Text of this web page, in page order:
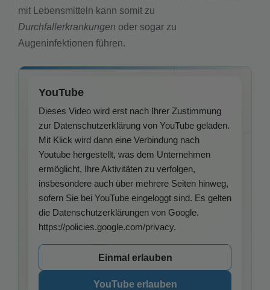
mit Lebensmitteln kann somit zu
Durchfallerkrankungen oder sogar zu
Augeninfektionen führen.
YouTube
Dieses Video wird erst nach Ihrer Zustimmung
zur Datenschutzerklärung von YouTube geladen.
Mit Klick wird dann eine Verbindung nach
Youtube hergestellt, was dem Unternehmen
ermöglicht, Ihre Aktivitäten zu verfolgen,
insbesondere auch über mehrere Seiten hinweg,
sofern Sie bei YouTube eingeloggt sind. Es gelten
die Datenschutzerklärungen von Google.
https://policies.google.com/privacy.
Einmal erlauben
YouTube erlauben